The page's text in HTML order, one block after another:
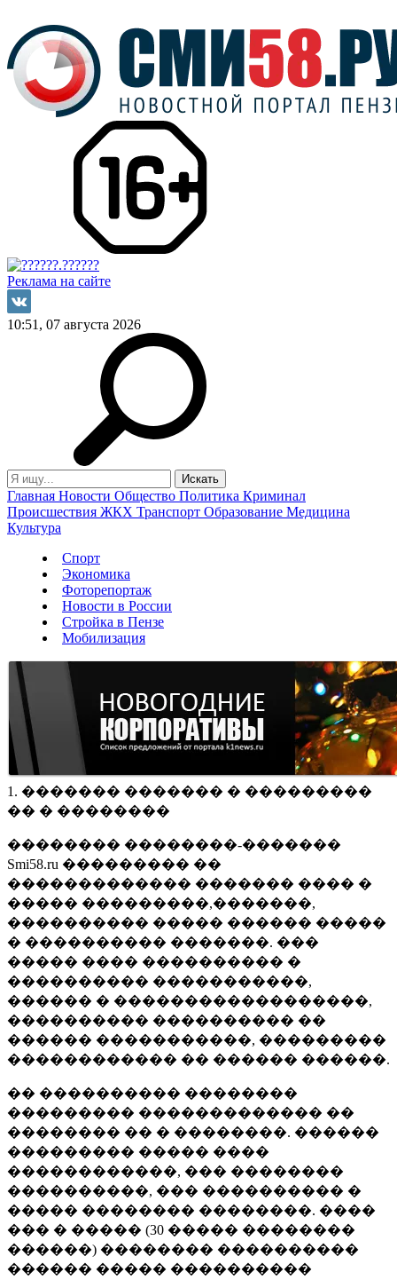
Реклама на сайте
10:51, 07 августа 2026
Главная Новости Общество Политика Криминал
Происшествия ЖКХ Транспорт Образование Медицина
Культура
Спорт
Экономика
Фоторепортаж
Новости в России
Стройка в Пензе
Мобилизация
1. ������� ������� � ���������
�� � ��������
�������� ��������-�������
Smi58.ru ��������� ��
������������� ������� ���� �
����� ���������,�������,
���������� ����� ������ �����
� ���������� �������. ���
����� ���� ���������� �
���������� �����������,
������ � ������������������,
���������� ���������� ��
������ �����������, ���������
������������ �� ������ ������.
�� ���������� ��������
��������� ������������� ��
�������� �� � ��������. ������
��������� ����� ����
������������, ��� ��������
����������, ��� ���������� �
����� �������� ��������. ����
��� � ����� (30 ����� ��������
������) �������� ����������
������ ����� ����������